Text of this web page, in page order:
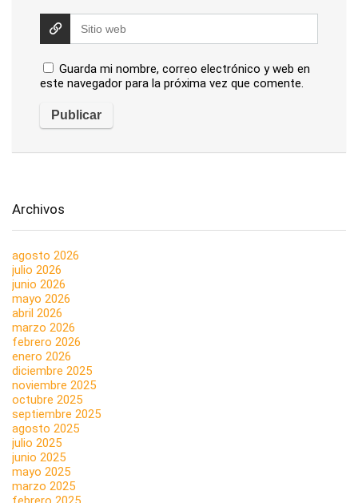
Guarda mi nombre, correo electrónico y web en
este navegador para la próxima vez que comente.
Archivos
agosto 2026
julio 2026
junio 2026
mayo 2026
abril 2026
marzo 2026
febrero 2026
enero 2026
diciembre 2025
noviembre 2025
octubre 2025
septiembre 2025
agosto 2025
julio 2025
junio 2025
mayo 2025
marzo 2025